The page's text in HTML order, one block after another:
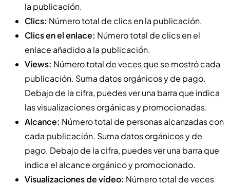
la publicación.
Clics: Número total de clics en la publicación.
Clics en el enlace: Número total de clics en el
enlace añadido a la publicación.
Views: Número total de veces que se mostró cada
publicación. Suma datos orgánicos y de pago.
Debajo de la cifra, puedes ver una barra que indica
las visualizaciones orgánicas y promocionadas.
Alcance: Número total de personas alcanzadas con
cada publicación. Suma datos orgánicos y de
pago. Debajo de la cifra, puedes ver una barra que
indica el alcance orgánico y promocionado.
Visualizaciones de vídeo: Número total de veces